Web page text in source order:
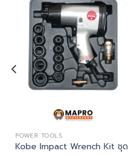
POWER TOOLS
Kobe Impact Wrench Kit ชุ